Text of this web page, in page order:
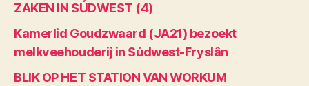
ZAKEN IN SÚDWEST (4)
Kamerlid Goudzwaard (JA21) bezoekt
melkveehouderij in Súdwest-Fryslân
BLIK OP HET STATION VAN WORKUM